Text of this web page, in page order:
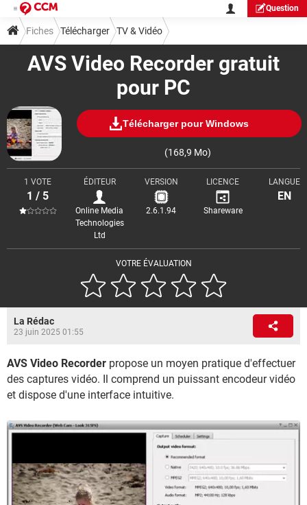
Question
AVS Video Recorder gratuit
pour PC
Télécharger pour Windows
(168,9 Mo)
VOTRE ÉVALUATION
1 VOTE
1 / 5
ÉDITEUR
Online Media
Technologies
Ltd
VERSION
2.6.1.94
LICENCE
Shareware
LANGUE
EN
Fiches Télécharger TV & Vidéo
La Rédac
23 juin 2025 01:55
AVS Video Recorder propose un moyen pratique d'effectuer
des captures vidéo. Il comprend un puissant encodeur vidéo
et dispose d'une interface intuitive.